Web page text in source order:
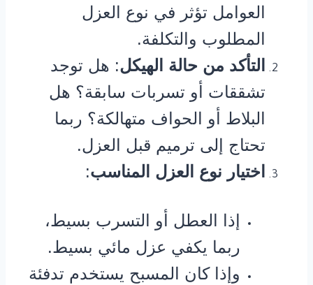
العوامل تؤثر في نوع العزل
المطلوب والتكلفة.
التأكد من حالة الهيكل: هل توجد
تشققات أو تسربات سابقة؟ هل
البلاط أو الحواف متهالكة؟ ربما
تحتاج إلى ترميم قبل العزل.
اختيار نوع العزل المناسب:
إذا العطل أو التسرب بسيط،
ربما يكفي عزل مائي بسيط.
وإذا كان المسبح يستخدم تدفئة